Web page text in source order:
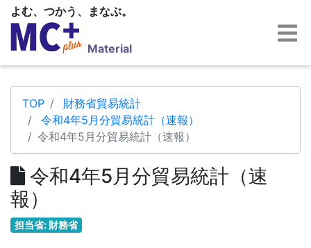
よむ、つかう、まなぶ。
Material
TOP
財務省貿易統計
令和4年5月分貿易統計（速報）
令和4年5月分貿易統計（速報）
令和4年5月分貿易統計（速
報）
担当省: 財務省